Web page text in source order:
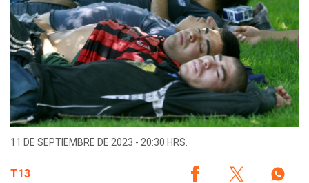
11 DE SEPTIEMBRE DE 2023 - 20:30 HRS.
T13